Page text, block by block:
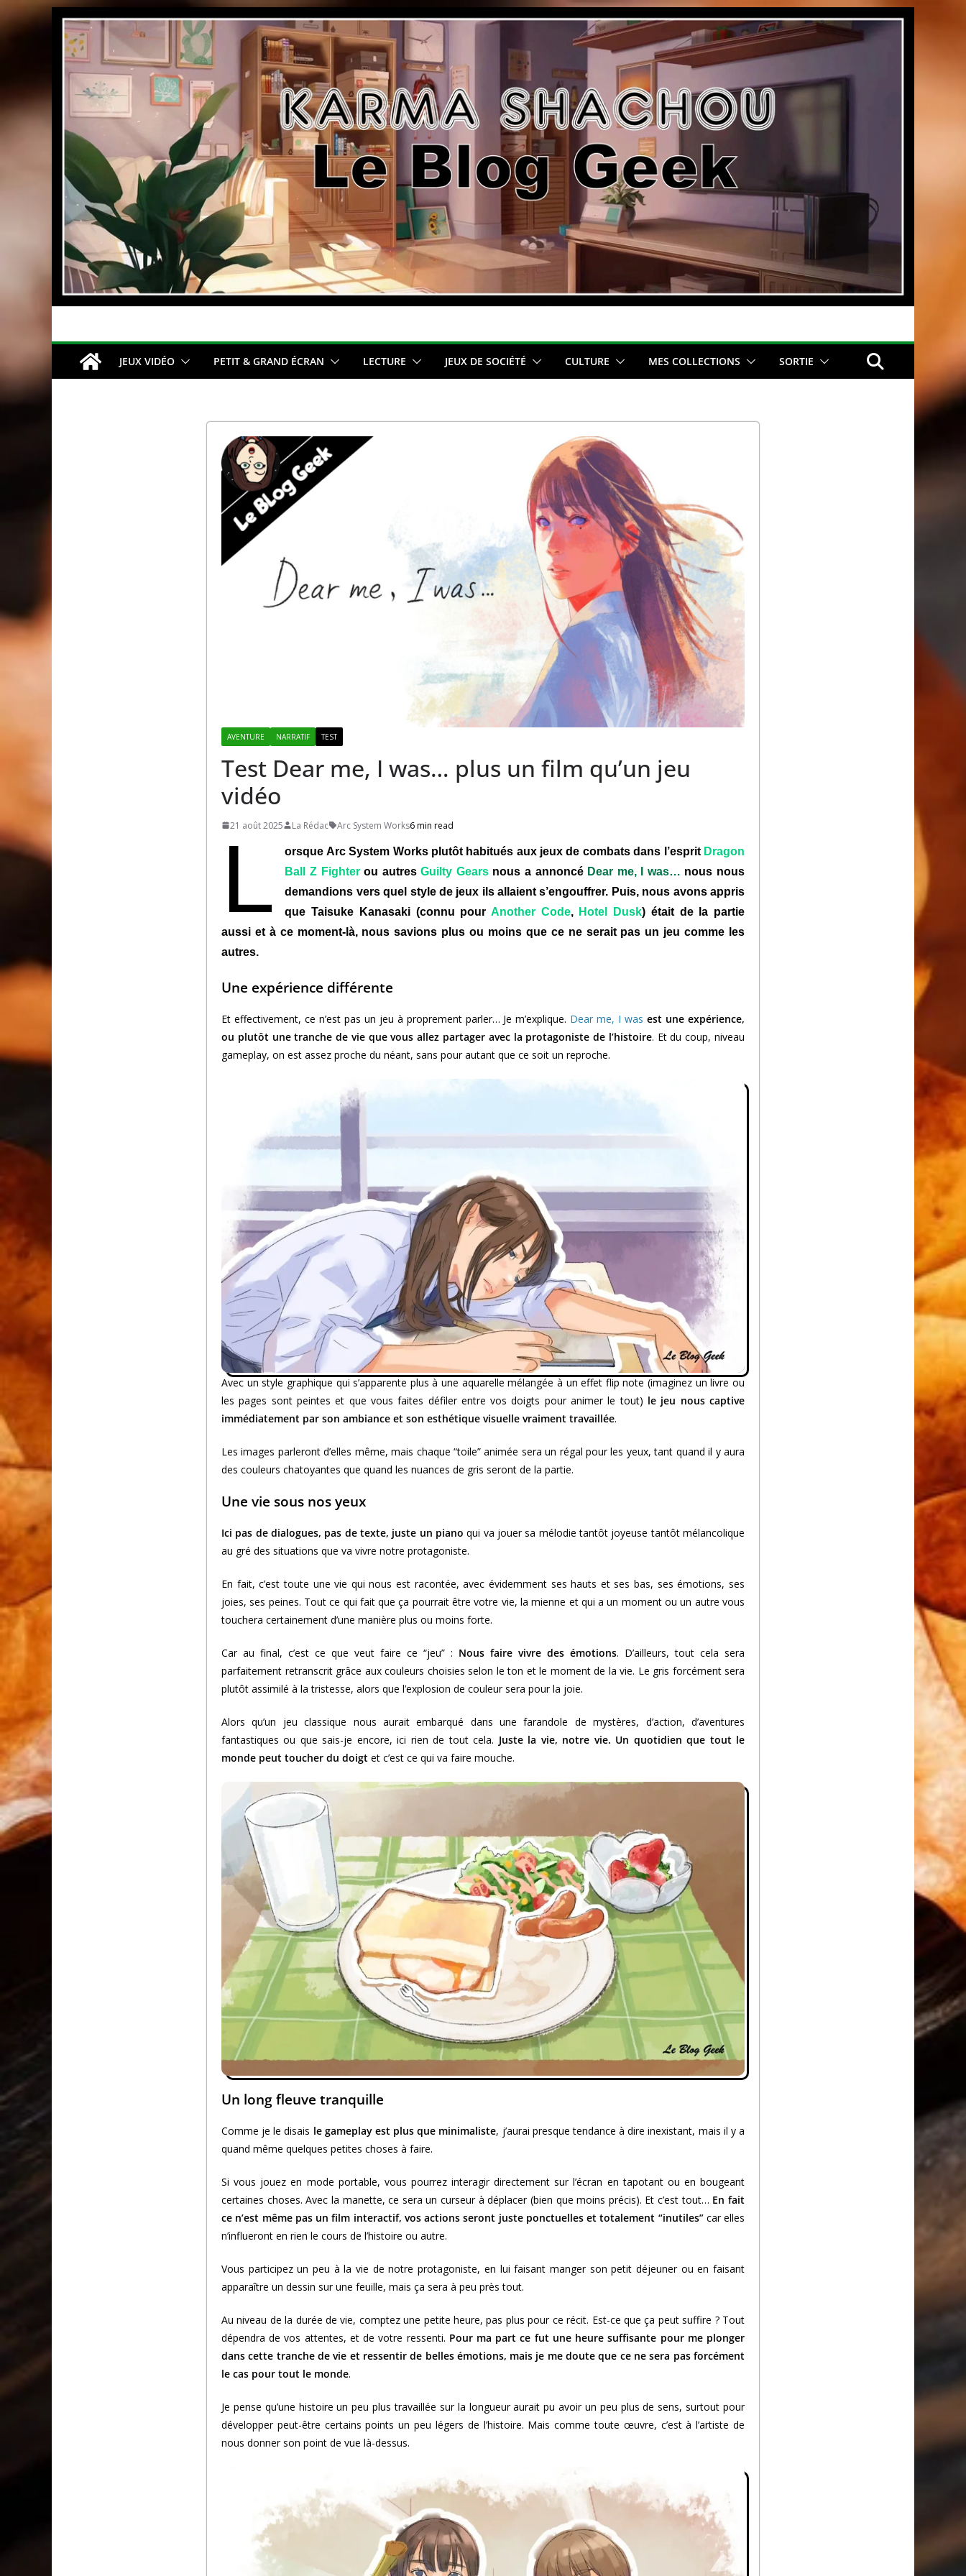
Passer
au
contenu
JEUX VIDÉO PETIT & GRAND ÉCRAN LECTURE JEUX DE SOCIÉTÉ CULTURE MES COLLECTIONS SORTIE
AVENTURE NARRATIF TEST
Test Dear me, I was… plus un film qu’un jeu
vidéo
21 août 2025 La Rédac Arc System Works6 min read
L orsque Arc System Works plutôt habitués aux jeux de combats dans l’esprit Dragon
Ball Z Fighterou autresGuilty Gearsnous a annoncé Dear me, I was… nous nous
demandions vers quel style de jeux ils allaient s’engouffrer. Puis, nous avons appris
que Taisuke Kanasaki (connu pourAnother Code, Hotel Dusk) était de la partie
aussi et à ce moment-là, nous savions plus ou moins que ce ne serait pas un jeu comme les
autres.
Une expérience différente
Et effectivement, ce n’est pas un jeu à proprement parler… Je m’explique. Dear me, I was est une expérience,
ou plutôt une tranche de vie que vous allez partager avec la protagoniste de l’histoire. Et du coup, niveau
gameplay, on est assez proche du néant, sans pour autant que ce soit un reproche.
Avec un style graphique qui s’apparente plus à une aquarelle mélangée à un effet flip note (imaginez un livre ou
les pages sont peintes et que vous faites défiler entre vos doigts pour animer le tout) le jeu nous captive
immédiatement par son ambiance et son esthétique visuelle vraiment travaillée.
Les images parleront d’elles même, mais chaque “toile” animée sera un régal pour les yeux, tant quand il y aura
des couleurs chatoyantes que quand les nuances de gris seront de la partie.
Une vie sous nos yeux
Ici pas de dialogues, pas de texte, juste un piano qui va jouer sa mélodie tantôt joyeuse tantôt mélancolique
au gré des situations que va vivre notre protagoniste.
En fait, c’est toute une vie qui nous est racontée, avec évidemment ses hauts et ses bas, ses émotions, ses
joies, ses peines. Tout ce qui fait que ça pourrait être votre vie, la mienne et qui a un moment ou un autre vous
touchera certainement d’une manière plus ou moins forte.
Car au final, c’est ce que veut faire ce “jeu” : Nous faire vivre des émotions. D’ailleurs, tout cela sera
parfaitement retranscrit grâce aux couleurs choisies selon le ton et le moment de la vie. Le gris forcément sera
plutôt assimilé à la tristesse, alors que l’explosion de couleur sera pour la joie.
Alors qu’un jeu classique nous aurait embarqué dans une farandole de mystères, d’action, d’aventures
fantastiques ou que sais-je encore, ici rien de tout cela. Juste la vie, notre vie. Un quotidien que tout le
monde peut toucher du doigt et c’est ce qui va faire mouche.
Un long fleuve tranquille
Comme je le disais le gameplay est plus que minimaliste, j’aurai presque tendance à dire inexistant, mais il y a
quand même quelques petites choses à faire.
Si vous jouez en mode portable, vous pourrez interagir directement sur l’écran en tapotant ou en bougeant
certaines choses. Avec la manette, ce sera un curseur à déplacer (bien que moins précis). Et c’est tout… En fait
ce n’est même pas un film interactif, vos actions seront juste ponctuelles et totalement “inutiles”car elles
n’influeront en rien le cours de l’histoire ou autre.
Vous participez un peu à la vie de notre protagoniste, en lui faisant manger son petit déjeuner ou en faisant
apparaître un dessin sur une feuille, mais ça sera à peu près tout.
Au niveau de la durée de vie, comptez une petite heure, pas plus pour ce récit. Est-ce que ça peut suffire ? Tout
dépendra de vos attentes, et de votre ressenti. Pour ma part ce fut une heure suffisante pour me plonger
dans cette tranche de vie et ressentir de belles émotions, mais je me doute que ce ne sera pas forcément
le cas pour tout le monde.
Je pense qu’une histoire un peu plus travaillée sur la longueur aurait pu avoir un peu plus de sens, surtout pour
développer peut-être certains points un peu légers de l’histoire. Mais comme toute œuvre, c’est à l’artiste de
nous donner son point de vue là-dessus.